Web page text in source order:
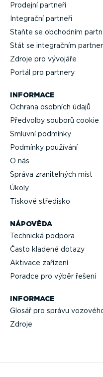
NÁPOVĚDA
Technická podpora
Často kladené dotazy
Aktivace zařízení
Poradce pro výběr řešení
INFORMACE
Glosář pro správu
Zdroje
Prodejní partneři
Integrační partneři
Staňte se obchodním
Stát se integračním
Zdroje pro vývojáře
Portál pro partnery
INFORMACE
Ochrana osobních údajů
Předvolby souborů cookie
Smluvní podmínky
Podmínky používání
O nás
Správa zrani­telných míst
Úkoly
Tiskové středisko